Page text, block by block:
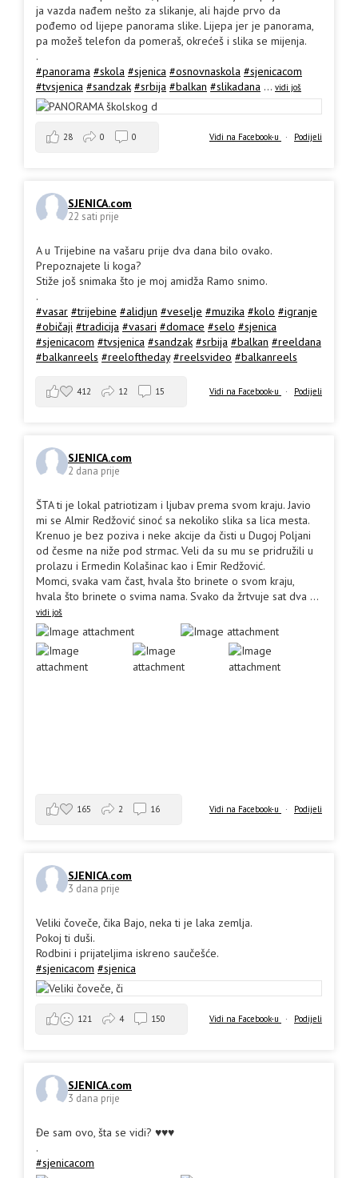
ja vazda nađem nešto za slikanje, ali hajde prvo da
pođemo od lijepe panorama slike. Lijepa jer je panorama,
pa možeš telefon da pomeraš, okrećeš i slika se mijenja.
.
#panorama #skola #sjenica #osnovnaskola #sjenicacom
#tvsjenica #sandzak #srbija #balkan #slikadana ... vidi još
Vidi na Facebook-u · Podijeli
28 0 0
SJENICA.com
22 sati prije
A u Trijebine na vašaru prije dva dana bilo ovako.
Prepoznajete li koga?
Stiže još snimaka što je moj amidža Ramo snimo.
.
#vasar #trijebine #alidjun #veselje #muzika #kolo #igranje
#običaji #tradicija #vasari #domace #selo #sjenica
#sjenicacom #tvsjenica #sandzak #srbija #balkan #reeldana
#balkanreels #reeloftheday #reelsvideo #balkanreels
Vidi na Facebook-u · Podijeli
412 12 15
SJENICA.com
2 dana prije
ŠTA ti je lokal patriotizam i ljubav prema svom kraju. Javio
mi se Almir Redžović sinoć sa nekoliko slika sa lica mesta.
Krenuo je bez poziva i neke akcije da čisti u Dugoj Poljani
od česme na niže pod strmac. Veli da su mu se pridružili u
prolazu i Ermedin Kolašinac kao i Emir Redžović.
Momci, svaka vam čast, hvala što brinete o svom kraju,
hvala što brinete o svima nama. Svako da žrtvuje sat dva ...
vidi još
Vidi na Facebook-u · Podijeli
165 2 16
SJENICA.com
3 dana prije
Veliki čoveče, čika Bajo, neka ti je laka zemlja.
Pokoj ti duši.
Rodbini i prijateljima iskreno saučešće.
#sjenicacom #sjenica
Vidi na Facebook-u · Podijeli
121 4 150
SJENICA.com
3 dana prije
Đe sam ovo, šta se vidi? ♥️♥️♥️
.
#sjenicacom